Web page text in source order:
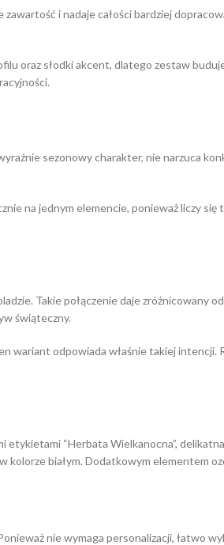
i nadaje całości bardziej
oraz słodki akcent, dlatego zestaw
sezonowy charakter, nie narzuca
na jednym elemencie, ponieważ liczy
Takie połączenie daje zróżnicowany
świąteczny.
wariant odpowiada właśnie takiej
“Herbata Wielkanocna”,
białym. Dodatkowym elementem
nie wymaga personalizacji, łatwo